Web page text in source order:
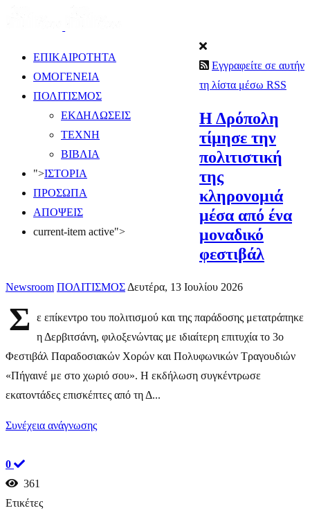
ΕΠΙΚΑΙΡΟΤΗΤΑ
ΟΜΟΓΕΝΕΙΑ
ΠΟΛΙΤΙΣΜΟΣ
ΕΚΔΗΛΩΣΕΙΣ
ΤΕΧΝΗ
ΒΙΒΛΙΑ
">ΙΣΤΟΡΙΑ
ΠΡΟΣΩΠΑ
ΑΠΟΨΕΙΣ
current-item active">
Εγγραφείτε σε αυτήν
τη λίστα μέσω RSS
Η Δρόπολη
τίμησε την
πολιτιστική
της
κληρονομιά
μέσα από ένα
μοναδικό
φεστιβάλ
Newsroom ΠΟΛΙΤΙΣΜΟΣ Δευτέρα, 13 Ιουλίου 2026
Σ
ε επίκεντρο του πολιτισμού και της παράδοσης μετατράπηκε
η Δερβιτσάνη, φιλοξενώντας με ιδιαίτερη επιτυχία το 3ο
Φεστιβάλ Παραδοσιακών Χορών και Πολυφωνικών Τραγουδιών
«Πήγαινέ με στο χωριό σου». Η εκδήλωση συγκέντρωσε
εκατοντάδες επισκέπτες από τη Δ...
Συνέχεια ανάγνωσης
0
361
Ετικέτες